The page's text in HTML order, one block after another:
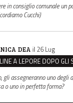
in consiglio comunale un
Cucchi)
DEA il 26 Lug
gli assegneranno uno degli
o uno in perfetta forma?